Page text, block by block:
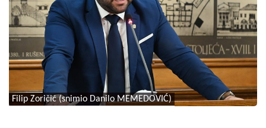
Filip Zoričić (snimio Danilo MEMEDOVIĆ)